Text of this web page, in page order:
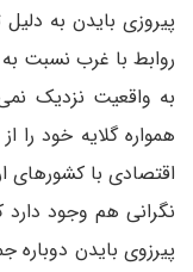
پیروزی بایدن به
روابط با غرب نسبت
به واقعیت نزدیک
همواره گلایه خود را
اقتصادی با کشورهای
نگرانی هم وجود
پیرزوی بایدن دوباره